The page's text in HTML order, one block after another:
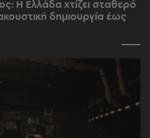
Η Ελλάδα χτίζει σταθερό
δημιουργία έως